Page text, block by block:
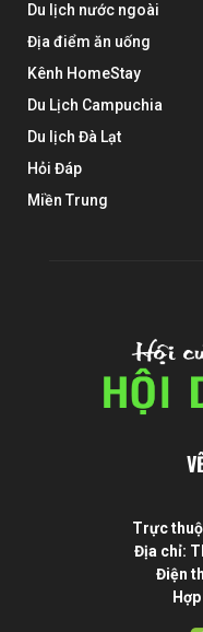
Du lịch nước ngoài
Địa điểm ăn uống
Kênh HomeStay
Du Lịch Campuchia
Du lịch Đà Lạt
Hỏi Đáp
Miền Trung
Trực
Địa chỉ:
Điện